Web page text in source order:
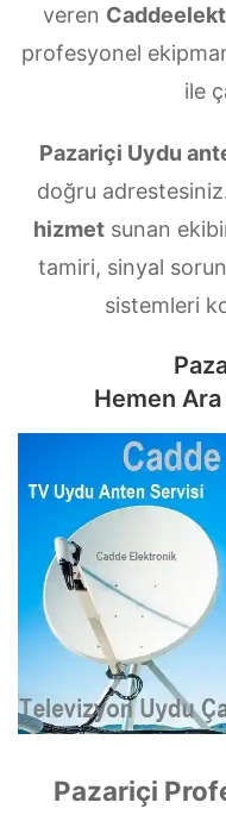
veren
profesyonel
ile
Pazariçi Uydu
doğru
hizmet sunan
tamiri, sinyal
sistemleri
Hemen Ara
Pazariçi